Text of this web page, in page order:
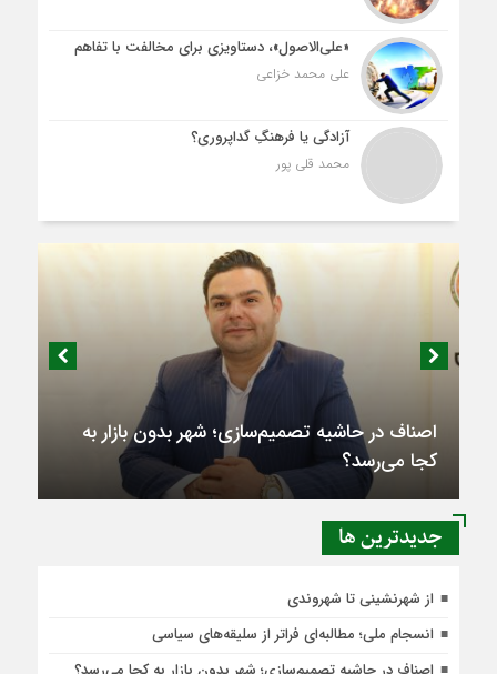
«علی‌الاصول»، دستاویزی برای مخالفت با تفاهم
علی محمد خزاعی
آزادگی یا فرهنگِ گداپروری؟
محمد قلی پور
اصناف در حاشیه تصمیم‌سازی؛ شهر بدون بازار به
کجا می‌رسد؟
جديدترين ها
از شهرنشینی تا شهروندی
انسجام ملی؛ مطالبه‌ای فراتر از سلیقه‌های سیاسی